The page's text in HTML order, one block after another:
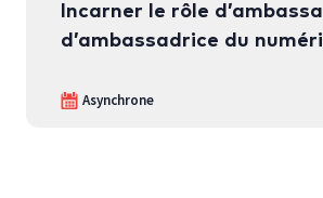
Incarner le rôle
d’ambassadrice du
Asynchrone